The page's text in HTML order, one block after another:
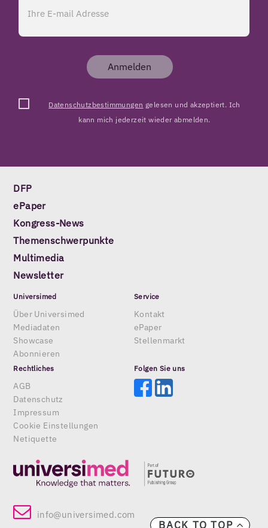
BACK TO TOP
Anmelden
Datenschutzbestimmungen gelesen und akzeptiert. Ich
kann mich jederzeit wieder abmelden.
info@universimed.com
DFP
ePaper
Kongress-News
Themenschwerpunkte
Multimedia
Newsletter
Universimed
Über Universimed
Mediadaten
Showcase
Abonnieren
Service
Kontakt
ePaper
Stellenmarkt
Rechtliches
AGB
Datenschutz
Impressum
Cookie Einstellungen
Netiquette
Folgen Sie uns